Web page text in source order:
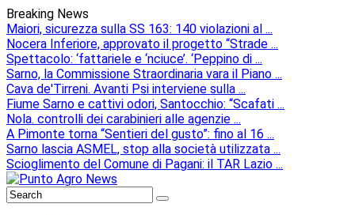
Breaking News
Maiori, sicurezza sulla SS 163: 140 violazioni al ...
Nocera Inferiore, approvato il progetto “Strade ...
Spettacolo: ‘fattariele e ‘nciuce’. ‘Peppino di ...
Sarno, la Commissione Straordinaria vara il Piano ...
Cava de'Tirreni. Avanti Psi interviene sulla ...
Fiume Sarno e cattivi odori, Santocchio: “Scafati ...
Nola. controlli dei carabinieri alle agenzie ...
A Pimonte torna “Sentieri del gusto”: fino al 16 ...
Sarno lascia ASMEL, stop alla società utilizzata ...
Scioglimento del Comune di Pagani: il TAR Lazio ...